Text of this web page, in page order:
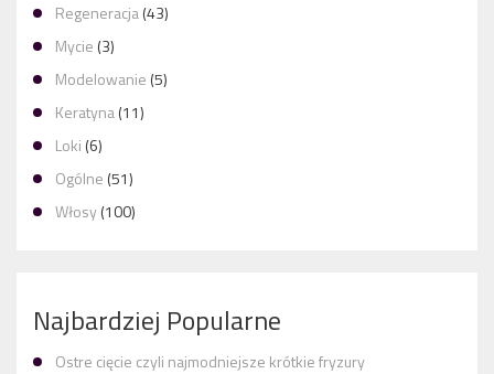
Regeneracja(43)
Mycie (3)
Modelowanie (5)
Keratyna(11)
Loki (6)
Ogólne (51)
Włosy(100)
Najbardziej Popularne
Ostre cięcie czyli najmodniejsze krótkie fryzury